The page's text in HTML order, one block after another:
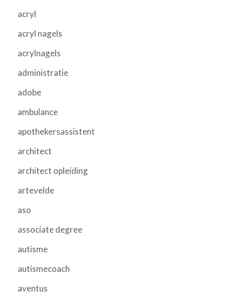
acryl
acryl nagels
acrylnagels
administratie
adobe
ambulance
apothekersassistent
architect
architect opleiding
artevelde
aso
associate degree
autisme
autismecoach
aventus